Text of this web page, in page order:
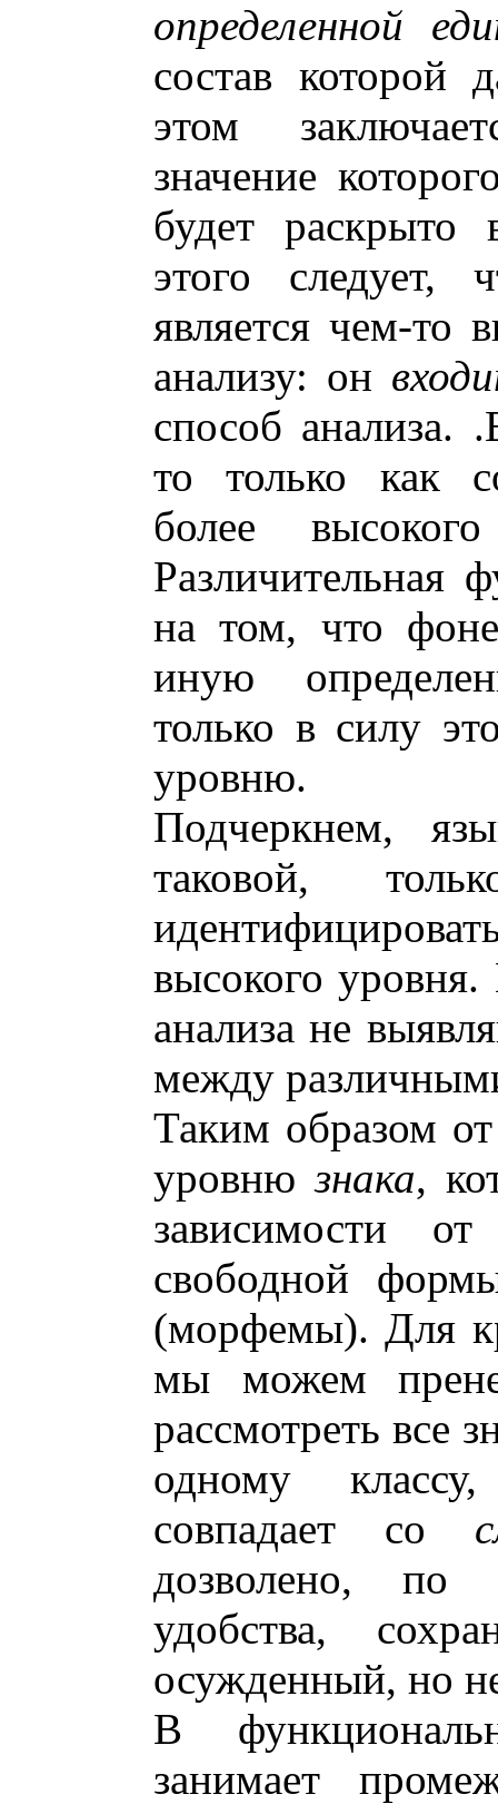
определенной
состав которой
этом
значение
будет
этого следует,
является чем-
анализу: он
способ анализа.
то только как
более
Различительная
на том, что
иную
только в силу
уровню.
Подчеркнем,
таковой,
высокого
анализа не
между
Таким образом
уровнюзнака,
зависимости
свободной
(морфемы). Для
мы можем
рассмотреть все
одному
совпадает со
дозволено, по
удобства,
осужденный, но
В
занимает